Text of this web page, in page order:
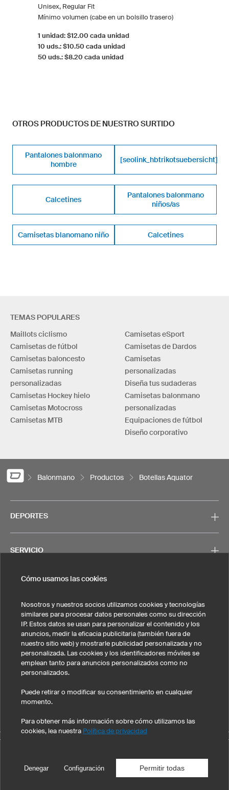
Unisex, Regular Fit
Mínimo volumen (cabe en un bolsillo trasero)
1 unidad: $12.00 cada unidad
10 uds.: $10.50 cada unidad
50 uds.: $8.20 cada unidad
OTROS PRODUCTOS DE NUESTRO SURTIDO
Pantalones balonmano
hombre
[seolink_hbtrikotsuebersicht]
Calcetines
Pantalones balonmano
niños/as
Camisetas blanomano niño Calcetines
TEMAS POPULARES
Maillots ciclismo
Camisetas de fútbol
Camisetas baloncesto
Camisetas running
personalizadas
Camisetas Hockey hielo
Camisetas Motocross
Camisetas MTB
Camisetas eSport
Camisetas de Dardos
Camisetas
personalizadas
Diseña tus sudaderas
Camisetas balonmano
personalizadas
Equipaciones de fútbol
Diseño corporativo
Balonmano Productos Botellas Aquator
DEPORTES
SERVICIO
Nota legal Política de privacidad
Cookies y seguimiento
Condiciones generales de venta
Cómo usamos las cookies
Nosotros y nuestros socios utilizamos cookies y tecnologías
similares para procesar datos personales como su dirección
IP. Estos datos se usan para personalizar el contenido y los
anuncios, medir la eficacia publicitaria (también fuera de
nuestro sitio web) y mostrarle publicidad personalizada y no
personalizada. Las cookies y los identificadores móviles se
emplean tanto para anuncios personalizados como no
personalizados.
Puede retirar o modificar su consentimiento en cualquier
momento.
Para obtener más información sobre cómo utilizamos las
cookies, lea nuestra Política de privacidad
Denegar Configuración Permitir todas